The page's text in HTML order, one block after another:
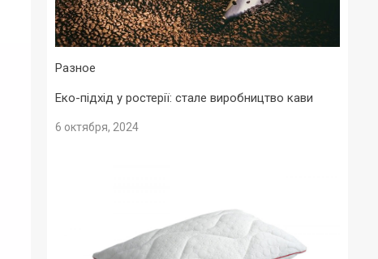
Разное
Еко-підхід у ростерії: стале виробництво кави
6 октября, 2024